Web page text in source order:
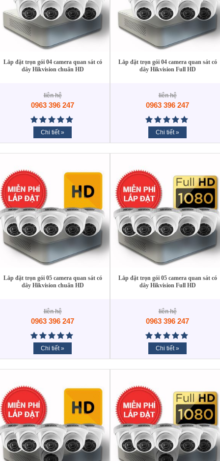
Lắp đặt trọn gói 04 camera quan sát có
dây Hikvision chuẩn HD
liên hệ
0963 396 247
Chi tiết »
Lắp đặt trọn gói 04 camera quan sát có
dây Hikvision Full HD
liên hệ
0963 396 247
Chi tiết »
Lắp đặt trọn gói 05 camera quan sát có
dây Hikvision chuẩn HD
liên hệ
0963 396 247
Chi tiết »
Lắp đặt trọn gói 05 camera quan sát có
dây Hikvision Full HD
liên hệ
0963 396 247
Chi tiết »